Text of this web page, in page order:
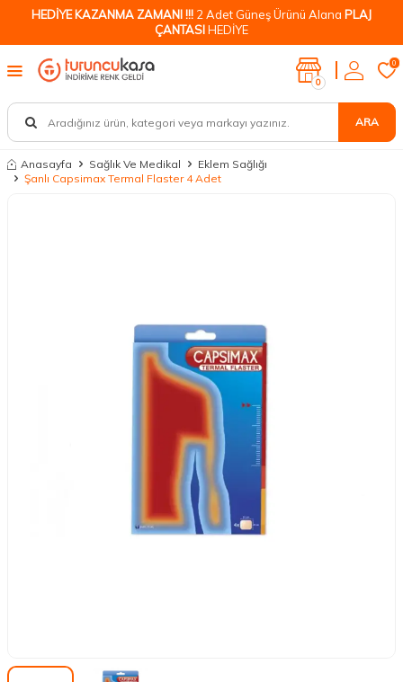
HEDİYE KAZANMA ZAMANI !!! 2 Adet Güneş Ürünü Alana PLAJ
ÇANTASIHEDİYE
ARA
0
0
Anasayfa Sağlık Ve Medikal
Eklem Sağlığı
Şanlı Capsimax Termal Flaster 4 Adet